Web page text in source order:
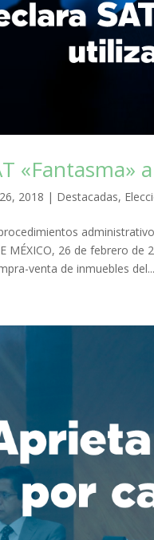
«Fantasma»
2018 | Destacadas,
MÉXICO, 26 de febrero
venta de inmuebles del...